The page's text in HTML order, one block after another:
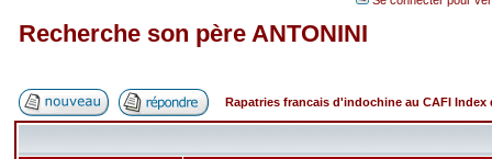
Recherche son père ANTONINI
Rapatries francais d'indochine au CAFI Index